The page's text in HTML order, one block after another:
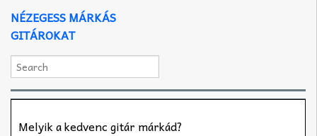
NÉZEGESS MÁRKÁS
GITÁROKAT
Melyik a kedvenc gitár márkád?